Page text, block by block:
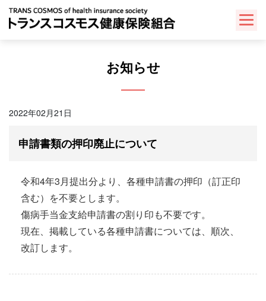
Skip
お知らせ
2022年02月21日
申請書類の押印廃止について
令和4年3月提出分より、各種申請書の押印（訂正印
含む）を不要とします。
傷病手当金支給申請書の割り印も不要です。
現在、掲載している各種申請書については、順次、
改訂します。